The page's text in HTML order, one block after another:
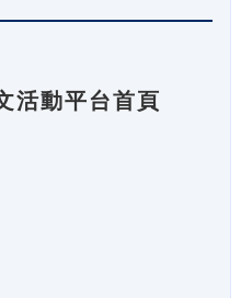
活動平台首頁